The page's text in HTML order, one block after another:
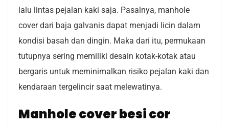
lalu lintas pejalan kaki saja. Pasalnya, manhole
cover dari baja galvanis dapat menjadi licin dalam
kondisi basah dan dingin. Maka dari itu, permukaan
tutupnya sering memiliki desain kotak-kotak atau
bergaris untuk meminimalkan risiko pejalan kaki dan
kendaraan tergelincir saat melewatinya.
Manhole cover besi cor